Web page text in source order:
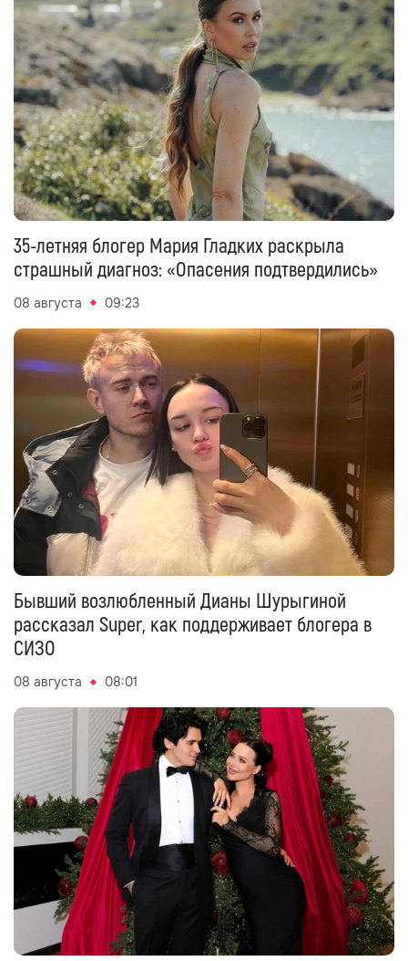
35-летняя блогер Мария Гладких раскрыла
страшный диагноз: «Опасения подтвердились»
08 августа 09:23
Бывший возлюбленный Дианы Шурыгиной
рассказал Super, как поддерживает блогера в
СИЗО
08 августа 08:01